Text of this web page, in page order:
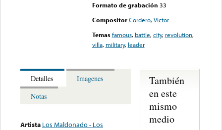
Formato de grabación 33
Compositor Cordero, Victor
Temas famous, battle,city, revolution,
villa, military, leader
Detalles
Imagenes
Notas
Artista Los Maldonado - Los
También
en este
mismo
medio